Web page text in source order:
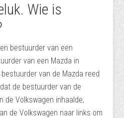
Wie is
bestuurder van een
van een Mazda in
van de Mazda reed
de bestuurder van de
de Volkswagen inhaalde,
de Volkswagen naar links om